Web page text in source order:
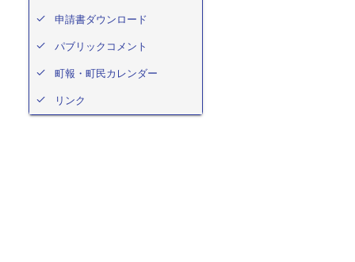
申請書ダウンロード
パブリックコメント
町報・町民カレンダー
リンク